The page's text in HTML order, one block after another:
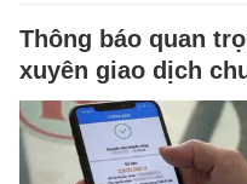
Thông báo quan
xuyên giao dịch